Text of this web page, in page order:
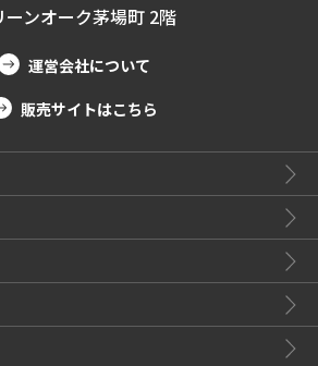
ーンオーク茅場町 2階
運営会社について
販売サイトはこちら